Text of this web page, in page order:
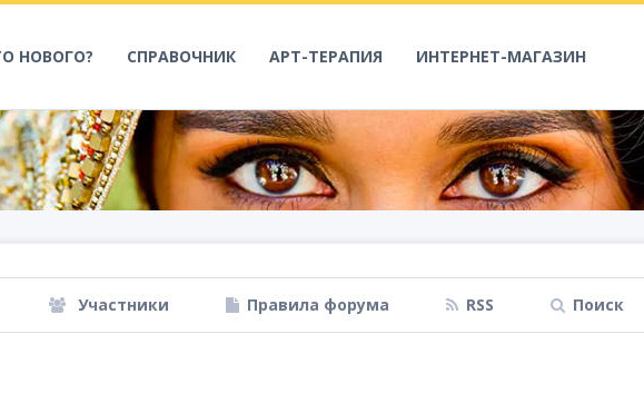
НОВОГО? СПРАВОЧНИК АРТ-ТЕРАПИЯ ИНТЕРНЕТ-МАГАЗИН
Участники Правила форума RSS Поиск